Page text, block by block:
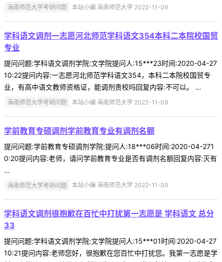
海南师范大学考研问题 本站小编 海南师范大学 2022-11-09
学科语文调剂一志愿河北师范学科语文354本科二本院校国贸
专业
提问问题:学科语文调剂学院:文学院提问人:15***23时间:2020-04-27
10:22提问内容:一志愿河北师范学科语文354，本科二本院校国贸专
业，有高中语文教师资格证，能调剂贵校吗回复内容:不可以。 ...
海南师范大学考研问题 本站小编 海南师范大学 2022-11-09
学前教育专硕调剂学前教育专业有调剂名额
提问问题:学前教育专硕调剂学院:提问人:18***06时间:2020-04-271
0:20提问内容:老师，请问学前教育专业是否有调剂名额回复内容:灭有
...
海南师范大学考研问题 本站小编 海南师范大学 2022-11-09
学科语文调剂很抱歉在百忙中打扰第一志愿是 学科语文 总分
33
提问问题:学科语文调剂学院:文学院提问人:15***01时间:2020-04-27
10:21提问内容:老师您好，很抱歉在您百忙中打扰您。我第一志愿是学